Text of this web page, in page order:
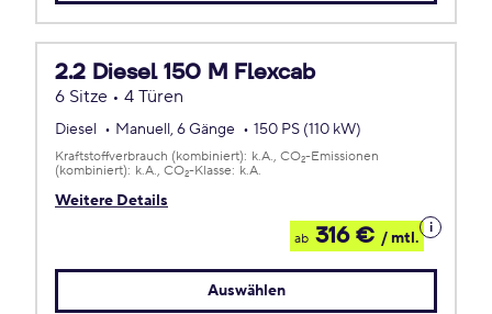
2.2 Diesel 150 M Flexcab
6 Sitze • 4 Türen
Diesel Manuell, 6 Gänge 150 PS (110 kW)
Weitere Details
Kraftstoffverbrauch (kombiniert): k.A. CO2-Emissionen
(kombiniert): k.A. CO2-Klasse: k.A.
ab 316 € / mtl.
Details
zum
Auswählen